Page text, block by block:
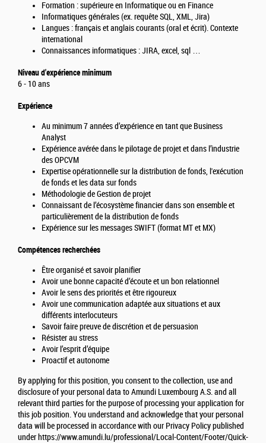
Formation : supérieure en Informatique ou en Finance
Informatiques générales (ex. requête SQL, XML, Jira)
Langues : français et anglais courants (oral et écrit). Contexte
international
Connaissances informatiques : JIRA, excel, sql …
Niveau d'expérience minimum
6 - 10 ans
Expérience
Au minimum 7 années d’expérience en tant que Business
Analyst
Expérience avérée dans le pilotage de projet et dans l’industrie
des OPCVM
Expertise opérationnelle sur la distribution de fonds, l'exécution
de fonds et les data sur fonds
Méthodologie de Gestion de projet
Connaissant de l’écosystème financier dans son ensemble et
particulièrement de la distribution de fonds
Expérience sur les messages SWIFT (format MT et MX)
Compétences recherchées
Être organisé et savoir planifier
Avoir une bonne capacité d’écoute et un bon relationnel
Avoir le sens des priorités et être rigoureux
Avoir une communication adaptée aux situations et aux
différents interlocuteurs
Savoir faire preuve de discrétion et de persuasion
Résister au stress
Avoir l’esprit d’équipe
Proactif et autonome
By applying for this position, you consent to the collection, use and
disclosure of your personal data to Amundi Luxembourg A.S. and all
relevant third parties for the purpose of processing your application for
this job position. You understand and acknowledge that your personal
data will be processed in accordance with our Privacy Policy published
under https://www.amundi.lu/professional/Local-Content/Footer/Quick-